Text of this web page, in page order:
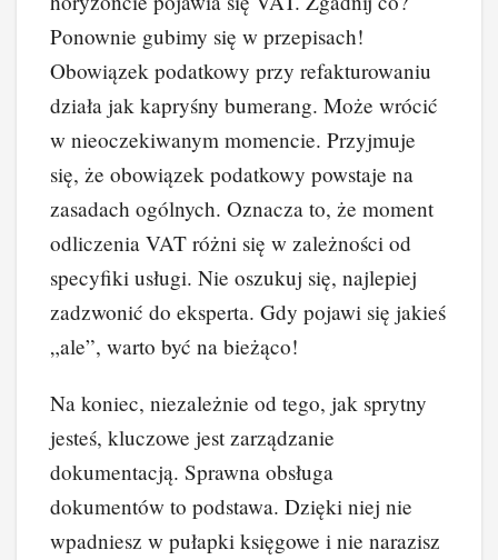
Ponownie gubimy się w przepisach!
Obowiązek podatkowy przy refakturowaniu
działa jak kapryśny bumerang. Może wrócić
w nieoczekiwanym momencie. Przyjmuje
się, że obowiązek podatkowy powstaje na
zasadach ogólnych. Oznacza to, że moment
odliczenia VAT różni się w zależności od
specyfiki usługi. Nie oszukuj się, najlepiej
zadzwonić do eksperta. Gdy pojawi się jakieś
„ale”, warto być na bieżąco!
Na koniec, niezależnie od tego, jak sprytny
jesteś, kluczowe jest zarządzanie
dokumentacją. Sprawna obsługa
dokumentów to podstawa. Dzięki niej nie
wpadniesz w pułapki księgowe i nie narazisz